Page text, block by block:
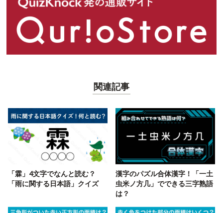
関連記事
「霖」4文字でなんと読む？
「雨に関する日本語」クイズ
漢字のパズル合体漢字！「一土
虫米ノ方几」でできる三字熟語
は？